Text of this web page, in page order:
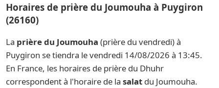
Horaires de prière du Joumouha à Puygiron
(26160)
La prière du Joumouha (prière du vendredi) à
Puygiron se tiendra le vendredi 14/08/2026 à 13:45.
En France, les horaires de prière du Dhuhr
correspondent à l'horaire de la salat du Joumouha.